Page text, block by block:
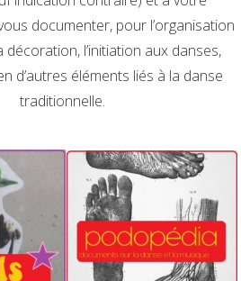
documenter, pour l’organisation
décoration, l’initiation aux danses,
d’autres éléments liés à la danse
traditionnelle.